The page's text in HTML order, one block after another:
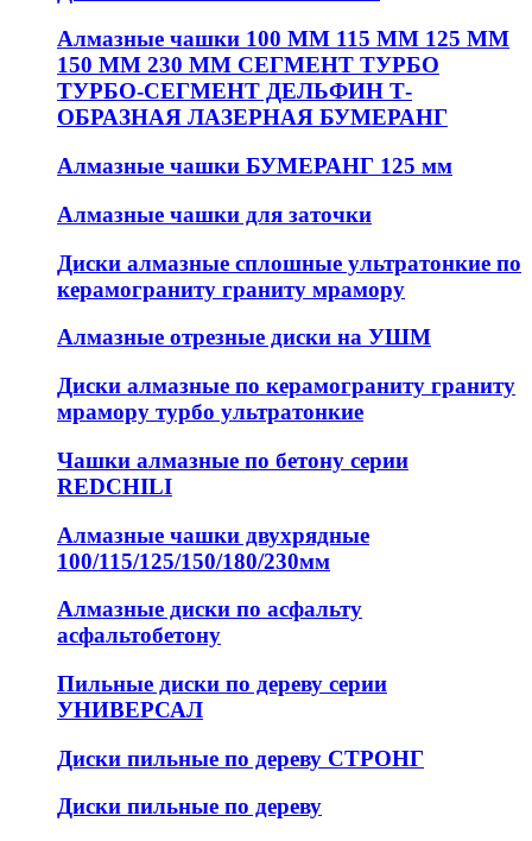
Алмазные чашки 100 ММ 115 ММ 125 ММ
150 ММ 230 ММ СЕГМЕНТ ТУРБО
ТУРБО-СЕГМЕНТ ДЕЛЬФИН Т-
ОБРАЗНАЯ ЛАЗЕРНАЯ БУМЕРАНГ
Алмазные чашки БУМЕРАНГ 125 мм
Алмазные чашки для заточки
Диски алмазные сплошные ультратонкие по
керамограниту граниту мрамору
Алмазные отрезные диски на УШМ
Диски алмазные по керамограниту граниту
мрамору турбо ультратонкие
Чашки алмазные по бетону серии
REDCHILI
Алмазные чашки двухрядные
100/115/125/150/180/230мм
Алмазные диски по асфальту
асфальтобетону
Пильные диски по дереву серии
УНИВЕРСАЛ
Диски пильные по дереву СТРОНГ
Диски пильные по дереву